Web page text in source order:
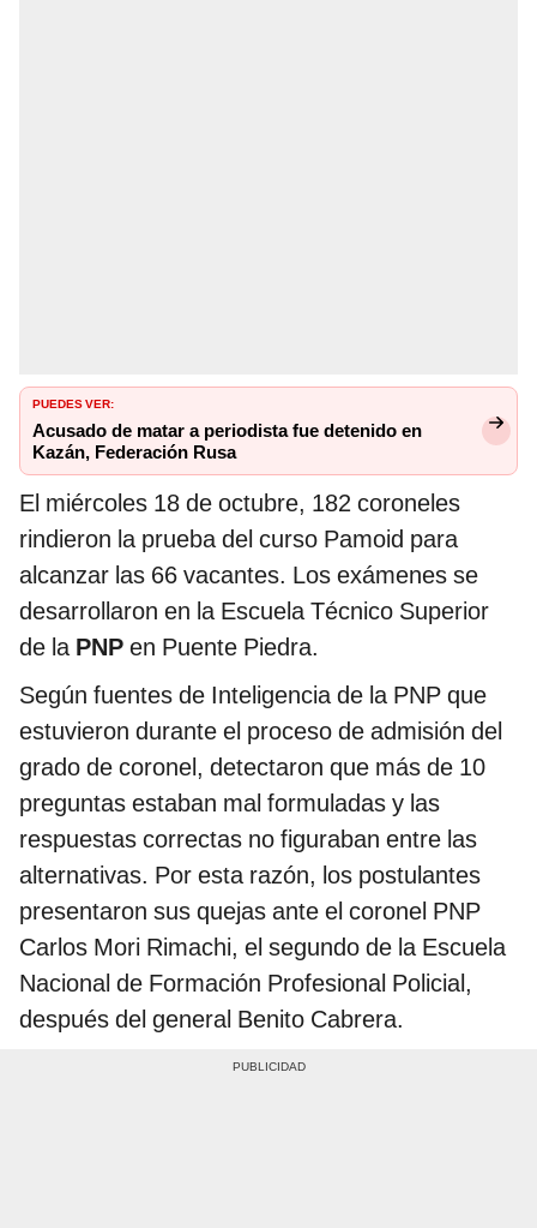
PUEDES VER:
Acusado de matar a periodista fue detenido en
Kazán, Federación Rusa
El miércoles 18 de octubre, 182 coroneles
rindieron la prueba del curso Pamoid para
alcanzar las 66 vacantes. Los exámenes se
desarrollaron en la Escuela Técnico Superior
de laPNP en Puente Piedra.
Según fuentes de Inteligencia de la PNP que
estuvieron durante el proceso de admisión del
grado de coronel, detectaron que más de 10
preguntas estaban mal formuladas y las
respuestas correctas no figuraban entre las
alternativas. Por esta razón, los postulantes
presentaron sus quejas ante el coronel PNP
Carlos Mori Rimachi, el segundo de la Escuela
Nacional de Formación Profesional Policial,
después del general Benito Cabrera.